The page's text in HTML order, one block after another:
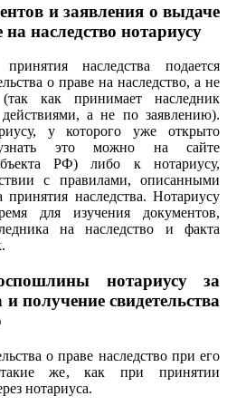
и заявления о выдаче
на наследство нотариусу
наследства подается
о праве на наследство, а не
как принимает наследник
а не по заявлению).
у которого уже открыто
это можно на сайте
РФ) либо к нотариусу,
с правилами, описанными
наследства. Нотариусу
для изучения документов,
на наследство и факта
нотариусу за
получение свидетельства
о праве наследство при его
такие же, как при принятии
нотариуса.